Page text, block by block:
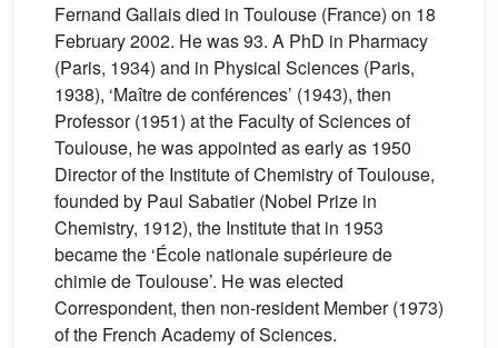
Fernand Gallais died in Toulouse (France) on 18
February 2002. He was 93. A PhD in Pharmacy
(Paris, 1934) and in Physical Sciences (Paris,
1938), ‘Maître de conférences’ (1943), then
Professor (1951) at the Faculty of Sciences of
Toulouse, he was appointed as early as 1950
Director of the Institute of Chemistry of Toulouse,
founded by Paul Sabatier (Nobel Prize in
Chemistry, 1912), the Institute that in 1953
became the ‘École nationale supérieure de
chimie de Toulouse’. He was elected
Correspondent, then non-resident Member (1973)
of the French Academy of Sciences.